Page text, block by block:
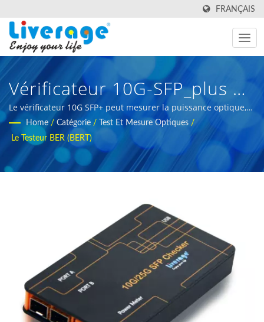
FRANÇAIS
Vérificateur 10G-SFP_plus |
Modules SPF Et QSPF Pour
Les Réseaux De
Communication Mondiaux
Le vérificateur 10G SFP+ peut mesurer la puissance optique,
lire la mémoire interne EEPROM et surveiller les informations
DDM. | outils de test de fibre optique pour le développement
d'infrastructures 5G
Home / Catégorie / Test Et Mesure Optiques /
Le Testeur BER (BERT)